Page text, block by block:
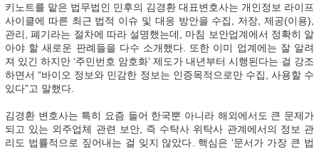
키노트를 맡은 법무법인 민후의 김경환 대표변호사는 개인정보 라이프
사이클에 따른 최근 법적 이슈 및 대응 방안을 수집, 저장, 제공(이용),
관리, 폐기라는 절차에 따라 설명했는데, 마침 보안업계에서 정확히 알
아야 할 새로운 판례들을 다수 소개했다. 또한 이미 업계에는 잘 알려
져 있긴 하지만 ‘주민번호 암호화’ 제도가 내년부터 시행된다는 걸 강조
하면서 “바이오 정보와 민감한 정보는 인증목적으로만 수집, 사용할 수
있다”고 말했다.
김경환 변호사는 특히 요즘 들어 한국뿐 아니라 해외에서도 큰 문제가
되고 있는 외주업체 관련 보안, 즉 수탁사 위탁사 관계에서의 정보 관
리도 법률적으로 짚어내는 걸 잊지 않았다. 핵심은 ‘문서가 가장 큰 법